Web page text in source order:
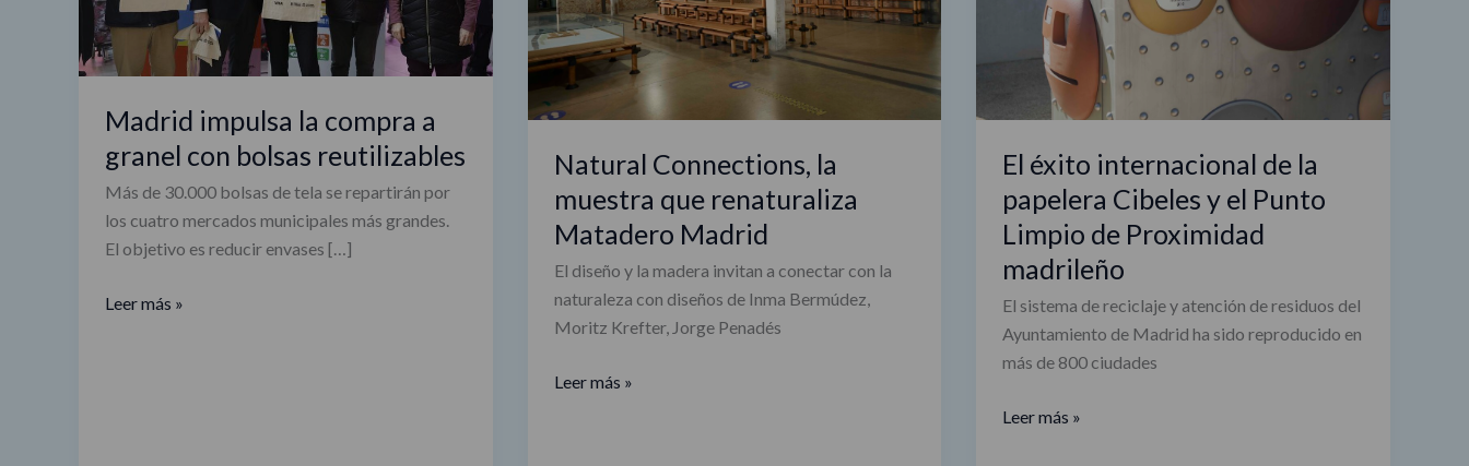
Madrid impulsa la compra a
granel con bolsas reutilizables
Más de 30.000 bolsas de tela se repartirán por
los cuatro mercados municipales más grandes.
El objetivo es reducir envases […]
con
bolsas
reutilizables
Leer más »
Natural Connections, la
muestra que renaturaliza
Matadero Madrid
El diseño y la madera invitan a conectar con la
naturaleza con diseños de Inma Bermúdez,
Moritz Krefter, Jorge Penadés
Matadero
Madrid
Leer más »
El éxito internacional de la
papelera Cibeles y el Punto
Limpio de Proximidad
madrileño
El sistema de reciclaje y atención de residuos del
Ayuntamiento de Madrid ha sido reproducido en
más de 800 ciudades
Cibeles
de
Proximidad
madrileño
Leer más »